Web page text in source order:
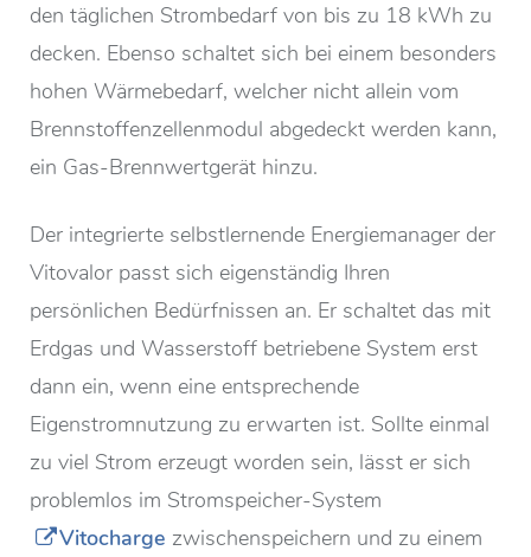
den täglichen Strombedarf von bis zu 18 kWh zu
decken. Ebenso schaltet sich bei einem besonders
hohen Wärmebedarf, welcher nicht allein vom
Brennstoffenzellenmodul abgedeckt werden kann,
ein Gas-Brennwertgerät hinzu.
Der integrierte selbstlernende Energiemanager der
Vitovalor passt sich eigenständig Ihren
persönlichen Bedürfnissen an. Er schaltet das mit
Erdgas und Wasserstoff betriebene System erst
dann ein, wenn eine entsprechende
Eigenstromnutzung zu erwarten ist. Sollte einmal
zu viel Strom erzeugt worden sein, lässt er sich
problemlos im Stromspeicher-System
Vitocharge zwischenspeichern und zu einem